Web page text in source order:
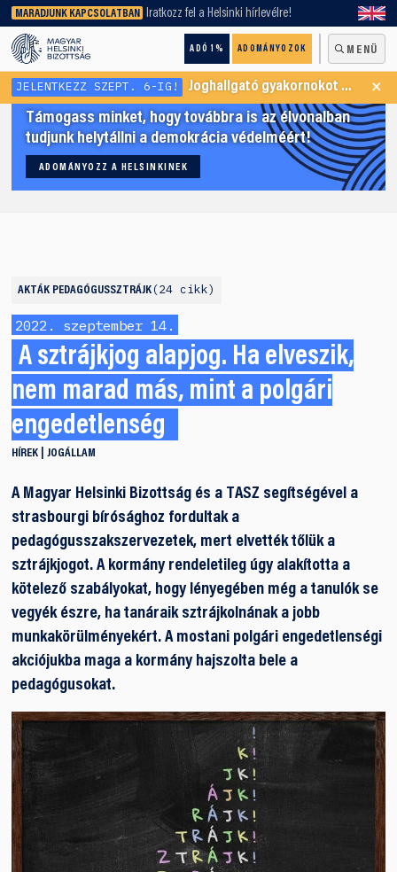
MARADJUNK KAPCSOLATBAN Iratkozz fel a Helsinki hírlevélre!
ADÓ 1% ADOMÁNYOZOK MENÜ
keresőnket!
JELENTKEZZ SZEPT. 6-IG! Joghallgató gyakornokot keresünk Menekültügyi Programunkba ×
Támogass minket, hogy továbbra is az élvonalban
tudjunk helytállni a demokrácia védelméért!
ADOMÁNYOZZ A HELSINKINEK
AKTÁK PEDAGÓGUSSZTRÁJK 24 cikk
2022. szeptember 14.
A sztrájkjog alapjog. Ha elveszik,
nem marad más, mint a polgári
engedetlenség
HÍREK JOGÁLLAM
A Magyar Helsinki Bizottság és a TASZ segítségével a
strasbourgi bírósághoz fordultak a
pedagógusszakszervezetek, mert elvették tőlük a
sztrájkjogot. A kormány rendeletileg úgy alakította a
kötelező szabályokat, hogy lényegében még a tanulók se
vegyék észre, ha tanáraik sztrájkolnának a jobb
munkakörülményekért. A mostani polgári engedetlenségi
akciójukba maga a kormány hajszolta bele a
pedagógusokat.